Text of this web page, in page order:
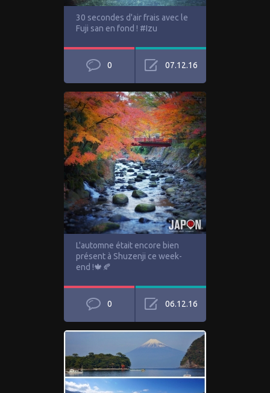
30 secondes d'air frais avec le
Fuji san en fond ! #Izu
0 07.12.16
L'automne était encore bien
présent à Shuzenji ce week-
end !🍁🍂
0 06.12.16